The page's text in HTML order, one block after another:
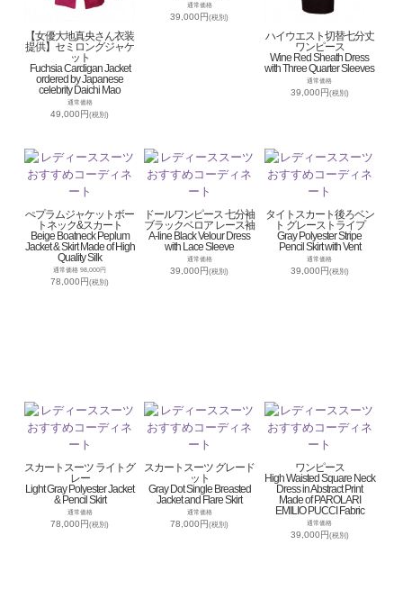
【女優大地真央さん衣装
提供】セミロングジャケ
ット
Fuchsia Cardigan Jacket
ordered by Japanese
celebrity Daichi Mao
通常価格
49,000円(税別)
通常価格
39,000円(税別)
ハイウエスト切替七分丈
ワンピース
Wine Red Sheath Dress
with Three Quarter Sleeves
通常価格
39,000円(税別)
ぺプラムジャケットボー
トネック&スカート
Beige Boatneck Peplum
Jacket & Skirt Made of High
Quality Silk
通常価格 98,000円
78,000円(税別)
ドールワンピース 七分袖
ブラックベロア レース袖
A-line Black Velour Dress
with Lace Sleeve
通常価格
39,000円(税別)
タイトスカート後ろベン
ト グレーストライプ
Gray Polyester Stripe
Pencil Skirt with Vent
通常価格
39,000円(税別)
スカートスーツ ライトグ
レー
Light Gray Polyester Jacket
& Pencil Skirt
通常価格
78,000円(税別)
スカートスーツ グレード
ット
Gray Dot Single Breasted
Jacket and Flare Skirt
通常価格
78,000円(税別)
ワンピース
High Waisted Square Neck
Dress in Abstract Print
Made of PAROLARI
EMILIO PUCCI Fabric
通常価格
39,000円(税別)